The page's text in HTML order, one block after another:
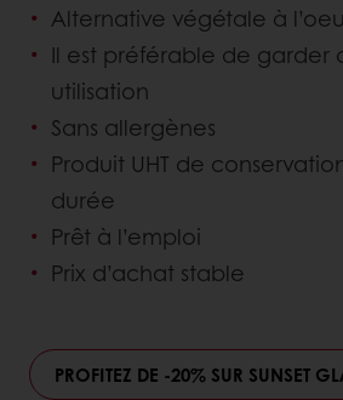
Alternative végétale à
Il est préférable de garder
utilisation
Sans allergènes
Produit UHT de
durée
Prêt à l’emploi
Prix d’achat stable
PROFITEZ DE -20% SUR SUNSET